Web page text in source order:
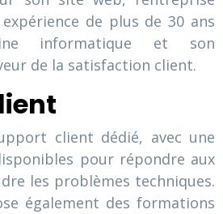
de plus de 30 ans
informatique et son
de la satisfaction client.
client dédié, avec une
pour répondre aux
les problèmes techniques.
également des formations